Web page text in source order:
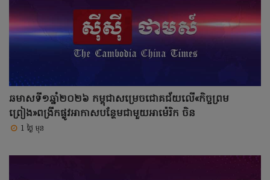
ឆមាសទី១ឆ្នាំ២០២៦ កម្ពុជាសម្រេចជោគជ័យលើ«កិច្ចព្រម
ព្រៀង»ពង្រីកផ្លូវអាកាសបន្ថែមជាមួយអាម៉េរិក ចិន
1 ថ្ងៃ មុន